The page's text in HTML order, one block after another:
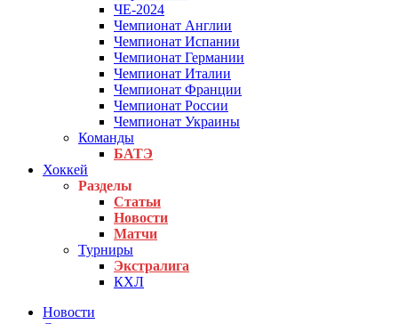
ЧЕ-2024
Чемпионат Англии
Чемпионат Испании
Чемпионат Германии
Чемпионат Италии
Чемпионат Франции
Чемпионат России
Чемпионат Украины
Команды
БАТЭ
Хоккей
Разделы
Статьи
Новости
Матчи
Турниры
Экстралига
КХЛ
Новости